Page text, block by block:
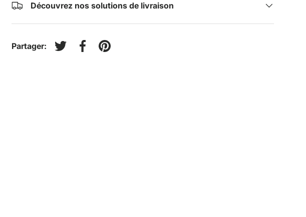
Découvrez nos solutions de livraison
Partager:
Tweeter sur Twitter
Partager sur Facebook
Épingler sur Pinterest